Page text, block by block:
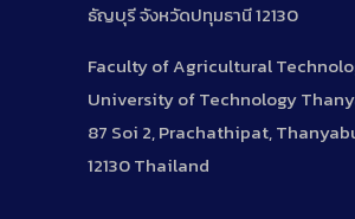
ธัญบุรี จังหวัดปทุมธานี 12130
Faculty of Agricultural
University of Technology
87 Soi 2, Prachathipat,
12130 Thailand